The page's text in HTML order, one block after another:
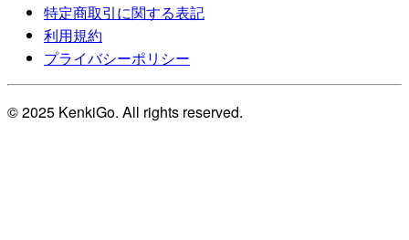
特定商取引に関する表記
利用規約
プライバシーポリシー
© 2025 KenkiGo. All rights reserved.